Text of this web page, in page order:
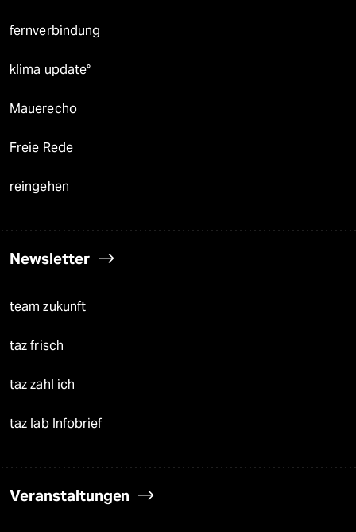
fernverbindung
klima update°
Mauerecho
Freie Rede
reingehen
Newsletter
team zukunft
taz frisch
taz zahl ich
taz lab Infobrief
Veranstaltungen